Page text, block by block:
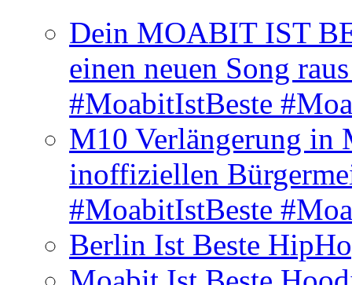
Dein MOABIT IST
einen neuen Song
#MoabitIstBeste
M10 Verlängerung in
inoffiziellen
#MoabitIstBeste
Berlin Ist Beste